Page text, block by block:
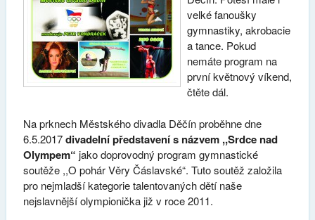
velké fanoušky
gymnastiky, akrobacie
a tance. Pokud
nemáte program na
první květnový víkend,
čtěte dál.
Na prknech Městského divadla Děčín proběhne dne
6.5.2017divadelní představení s názvem ,,Srdce nad
Olympem“ jako doprovodný program gymnastické
soutěže ,,O pohár Věry Čáslavské“. Tuto soutěž založila
pro nejmladší kategorie talentovaných dětí naše
nejslavnější olympionička již v roce 2011.